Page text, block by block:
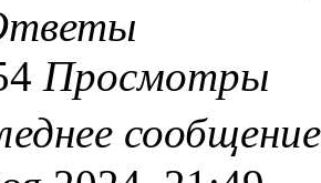
Просмотры